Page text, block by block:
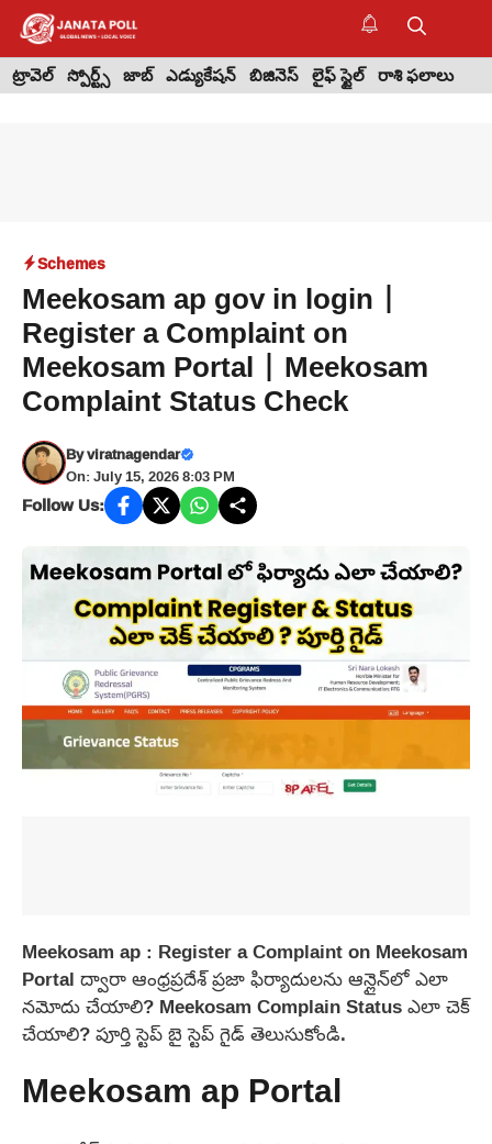
Skip
content
ట్రావెల్ స్పోర్ట్స్ జాబ్ ఎడ్యుకేషన్ బిజినెస్ లైఫ్ స్టైల్ రాశి ఫలాలు
Schemes
Meekosam ap gov in login |
Register a Complaint on
Meekosam Portal | Meekosam
Complaint Status Check
Byviratnagendar
On: July 15, 2026 8:03 PM
Follow Us:
Meekosam ap : Register a Complaint on Meekosam
Portal ద్వారా ఆంధ్రప్రదేశ్ ప్రజా ఫిర్యాదులను ఆన్లైన్‌లో ఎలా
నమోదు చేయాలి? Meekosam Complain Status ఎలా చెక్
చేయాలి? పూర్తి స్టెప్ బై స్టెప్ గైడ్ తెలుసుకోండి.
Meekosam ap Portal